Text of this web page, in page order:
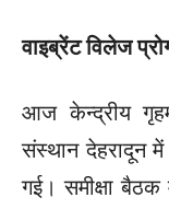
वाइब्रेंट विलेज
आज केन्द्रीय
संस्थान देहरादून में
गई। समीक्षा